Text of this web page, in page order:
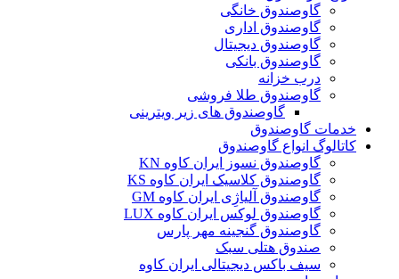
گاوصندوق خانگی
گاوصندوق اداری
گاوصندوق دیجیتال
گاوصندوق بانکی
درب خزانه
گاوصندوق طلا فروشی
گاوصندوق های زیر ویترینی
خدمات گاوصندوق
کاتالوگ انواع گاوصندوق
گاوصندوق نسوز ایران کاوه KN
گاوصندوق کلاسیک ایران کاوه KS
گاوصندوق آلیاژِی ایران کاوه GM
گاوصندوق لوکس ایران کاوه LUX
گاوصندوق گنجینه مهر پارس
صندوق هتلی سبک
سیف باکس دیجیتالی ایران کاوه